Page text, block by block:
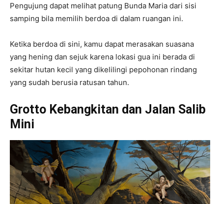
Pengujung dapat melihat patung Bunda Maria dari sisi
samping bila memilih berdoa di dalam ruangan ini.
Ketika berdoa di sini, kamu dapat merasakan suasana
yang hening dan sejuk karena lokasi gua ini berada di
sekitar hutan kecil yang dikelilingi pepohonan rindang
yang sudah berusia ratusan tahun.
Grotto Kebangkitan dan Jalan Salib
Mini